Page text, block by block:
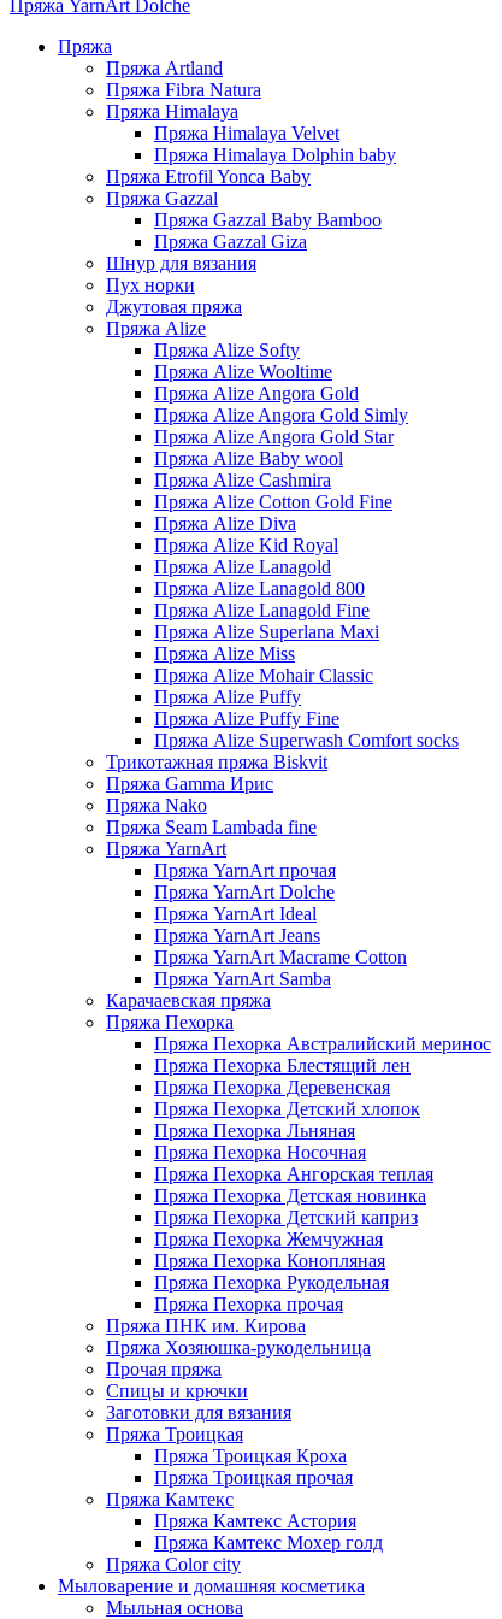
Пряжа YarnArt Dolche
Пряжа
Пряжа Artland
Пряжа Fibra Natura
Пряжа Himalaya
Пряжа Himalaya Velvet
Пряжа Himalaya Dolphin baby
Пряжа Etrofil Yonca Baby
Пряжа Gazzal
Пряжа Gazzal Baby Bamboo
Пряжа Gazzal Giza
Шнур для вязания
Пух норки
Джутовая пряжа
Пряжа Alize
Пряжа Alize Softy
Пряжа Alize Wooltime
Пряжа Alize Angora Gold
Пряжа Alize Angora Gold Simly
Пряжа Alize Angora Gold Star
Пряжа Alize Baby wool
Пряжа Alize Cashmira
Пряжа Alize Cotton Gold Fine
Пряжа Alize Diva
Пряжа Alize Kid Royal
Пряжа Alize Lanagold
Пряжа Alize Lanagold 800
Пряжа Alize Lanagold Fine
Пряжа Alize Superlana Maxi
Пряжа Alize Miss
Пряжа Alize Mohair Classic
Пряжа Alize Puffy
Пряжа Alize Puffy Fine
Пряжа Alize Superwash Comfort socks
Трикотажная пряжа Biskvit
Пряжа Gamma Ирис
Пряжа Nako
Пряжа Seam Lambada fine
Пряжа YarnArt
Пряжа YarnArt прочая
Пряжа YarnArt Dolche
Пряжа YarnArt Ideal
Пряжа YarnArt Jeans
Пряжа YarnArt Macrame Cotton
Пряжа YarnArt Samba
Карачаевская пряжа
Пряжа Пехорка
Пряжа Пехорка Австралийский меринос
Пряжа Пехорка Блестящий лен
Пряжа Пехорка Деревенская
Пряжа Пехорка Детский хлопок
Пряжа Пехорка Льняная
Пряжа Пехорка Носочная
Пряжа Пехорка Ангорская теплая
Пряжа Пехорка Детская новинка
Пряжа Пехорка Детский каприз
Пряжа Пехорка Жемчужная
Пряжа Пехорка Конопляная
Пряжа Пехорка Рукодельная
Пряжа Пехорка прочая
Пряжа ПНК им. Кирова
Пряжа Хозяюшка-рукодельница
Прочая пряжа
Спицы и крючки
Заготовки для вязания
Пряжа Троицкая
Пряжа Троицкая Кроха
Пряжа Троицкая прочая
Пряжа Камтекс
Пряжа Камтекс Астория
Пряжа Камтекс Мохер голд
Пряжа Color city
Мыловарение и домашняя косметика
Мыльная основа